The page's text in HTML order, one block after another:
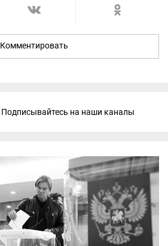
Комментировать
Подписывайтесь на наши каналы